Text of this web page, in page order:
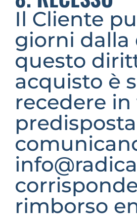
Il Cliente
giorni dalla
questo
acquisto è
recedere
rimborso